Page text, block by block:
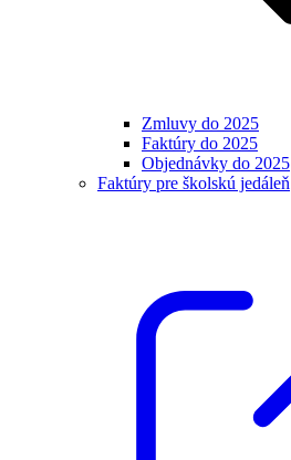
Zmluvy do 2025
Faktúry do 2025
Objednávky do 2025
Faktúry pre školskú jedáleň